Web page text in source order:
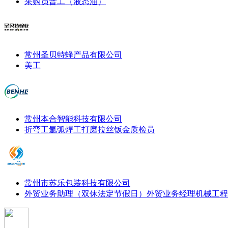
常州圣贝特蜂产品有限公司
美工
常州本合智能科技有限公司
折弯工氩弧焊工打磨拉丝钣金质检员
常州市苏乐包装科技有限公司
外贸业务助理（双休法定节假日） 外贸业务经理机械工